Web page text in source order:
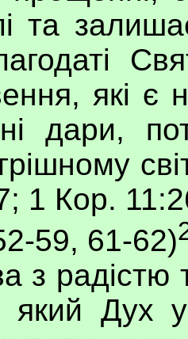
та
які є
дари,
1 Кор.
59, 61-62)
радістю
який Дух